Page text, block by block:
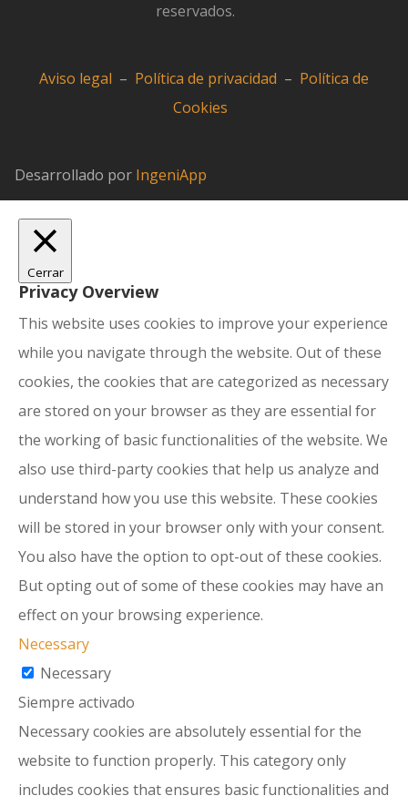
reservados.
Aviso legal – Política de privacidad – Política de
Cookies
Desarrollado por IngeniApp
Cerrar
Privacy Overview
This website uses cookies to improve your experience
while you navigate through the website. Out of these
cookies, the cookies that are categorized as necessary
are stored on your browser as they are essential for
the working of basic functionalities of the website. We
also use third-party cookies that help us analyze and
understand how you use this website. These cookies
will be stored in your browser only with your consent.
You also have the option to opt-out of these cookies.
But opting out of some of these cookies may have an
effect on your browsing experience.
Necessary
Necessary
Siempre activado
Necessary cookies are absolutely essential for the
website to function properly. This category only
includes cookies that ensures basic functionalities and